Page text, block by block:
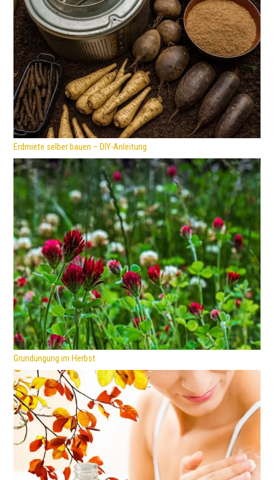
Erdmiete selber bauen – DIY-Anleitung
Gründüngung im Herbst